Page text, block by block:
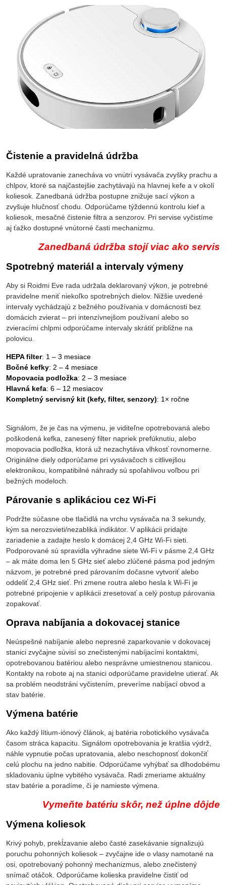
Čistenie a pravidelná údržba
Každé upratovanie zanecháva vo vnútri vysávača zvyšky prachu a
chlpov, ktoré sa najčastejšie zachytávajú na hlavnej kefe a v okolí
koliesok. Zanedbaná údržba postupne znižuje sací výkon a
zvyšuje hlučnosť chodu. Odporúčame týždennú kontrolu kief a
koliesok, mesačné čistenie filtra a senzorov. Pri servise vyčistíme
aj ťažko dostupné vnútorné časti mechanizmu.
Zanedbaná údržba stojí viac ako servis
Spotrebný materiál a intervaly výmeny
Aby si Roidmi Eve rada udržala deklarovaný výkon, je potrebné
pravidelne meniť niekoľko spotrebných dielov. Nižšie uvedené
intervaly vychádzajú z bežného používania v domácnosti bez
domácich zvierat – pri intenzívnejšom používaní alebo so
zvieracími chlpmi odporúčame intervaly skrátiť približne na
polovicu.
HEPA filter: 1 – 3 mesiace
Bočné kefky: 2 – 4 mesiace
Mopovacia podložka: 2 – 3 mesiace
Hlavná kefa: 6 – 12 mesiacov
Kompletný servisný kit (kefy, filter, senzory): 1× ročne
Signálom, že je čas na výmenu, je viditeľne opotrebovaná alebo
poškodená kefka, zanesený filter napriek prefúknutiu, alebo
mopovacia podložka, ktorá už nezachytáva vlhkosť rovnomerne.
Originálne diely odporúčame pri vysávačoch s citlivejšou
elektronikou, kompatibilné náhrady sú spoľahlivou voľbou pri
bežných modeloch.
Párovanie s aplikáciou cez Wi-Fi
Podržte súčasne obe tlačidlá na vrchu vysávača na 3 sekundy,
kým sa nerozsvieti/nezabliká indikátor. V aplikácii pridajte
zariadenie a zadajte heslo k domácej 2,4 GHz Wi-Fi sieti.
Podporované sú spravidla výhradne siete Wi-Fi v pásme 2,4 GHz
– ak máte doma len 5 GHz sieť alebo zlúčené pásma pod jedným
názvom, je potrebné pred párovaním dočasne vytvoriť alebo
oddeliť 2,4 GHz sieť. Pri zmene routra alebo hesla k Wi-Fi je
potrebné pripojenie v aplikácii zresetovať a celý postup párovania
zopakovať.
Oprava nabíjania a dokovacej stanice
Neúspešné nabíjanie alebo nepresné zaparkovanie v dokovacej
stanici zvyčajne súvisí so znečistenými nabíjacími kontaktmi,
opotrebovanou batériou alebo nesprávne umiestnenou stanicou.
Kontakty na robote aj na stanici odporúčame pravidelne utierať. Ak
sa problém neodstráni vyčistením, preveríme nabíjací obvod a
stav batérie.
Výmena batérie
Ako každý lítium-iónový článok, aj batéria robotického vysávača
časom stráca kapacitu. Signálom opotrebovania je kratšia výdrž,
náhle vypnutie počas upratovania, alebo neschopnosť dokončiť
celú plochu na jedno nabitie. Odporúčame vyhýbať sa dlhodobému
skladovaniu úplne vybitého vysávača. Radi zmeriame aktuálny
stav batérie a poradíme, či je namieste výmena.
Vymeňte batériu skôr, než úplne dôjde
Výmena koliesok
Krivý pohyb, prekĺzavanie alebo časté zasekávanie signalizujú
poruchu pohonných koliesok – zvyčajne ide o vlasy namotané na
osi, opotrebovaný pohonný mechanizmus, alebo znečistený
snímač otáčok. Odporúčame kolieska pravidelne čistiť od